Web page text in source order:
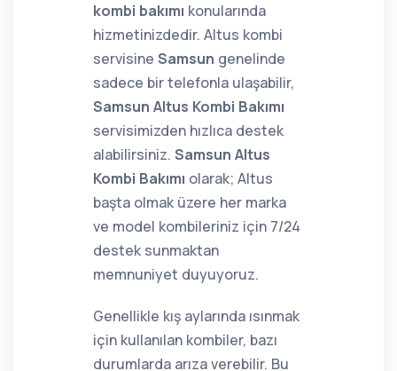
kombi bakımı konularında
hizmetinizdedir. Altus kombi
servisine Samsun genelinde
sadece bir telefonla ulaşabilir,
Samsun Altus Kombi Bakımı
servisimizden hızlıca destek
alabilirsiniz. Samsun Altus
Kombi Bakımı olarak; Altus
başta olmak üzere her marka
ve model kombileriniz için 7/24
destek sunmaktan
memnuniyet duyuyoruz.
Genellikle kış aylarında ısınmak
için kullanılan kombiler, bazı
durumlarda arıza verebilir. Bu